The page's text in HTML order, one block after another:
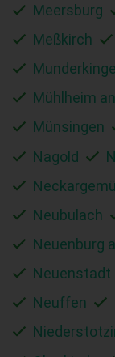
Meersburg
Meßkirch
Mühlheim
Münsingen
Nagold
Neubulach
Neuenburg
Neuenstadt
Neuffen